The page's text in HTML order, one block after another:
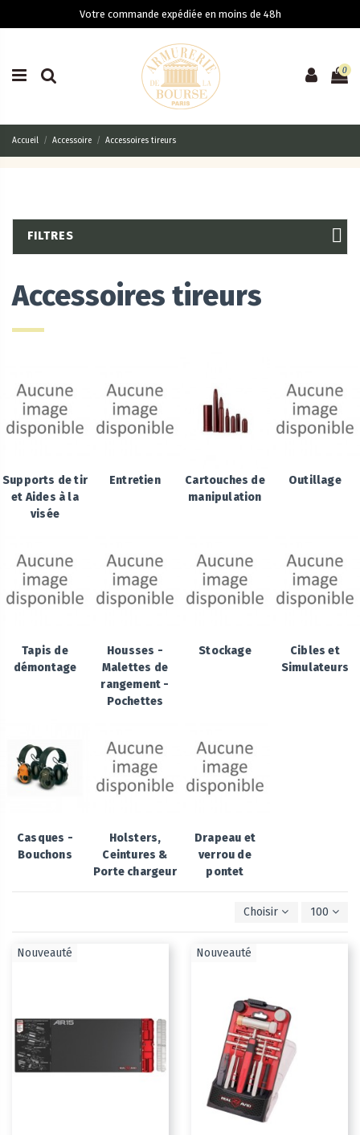
Votre commande expédiée en moins de 48h
0
Accueil Accessoire Accessoires tireurs
Accessoires tireurs
Supports de tir
et Aides à la
visée
Entretien
Cartouches de
manipulation
Outillage
Tapis de
démontage
Housses -
Malettes de
rangement -
Pochettes
Stockage
Cibles et
Simulateurs
Casques -
Bouchons
Holsters,
Ceintures &
Porte chargeur
Drapeau et
verrou de
pontet
Choisir 100
Nouveauté Nouveauté
FILTRES